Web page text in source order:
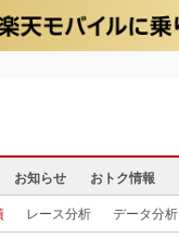
お知らせ おトク情報
レース分析 データ分析